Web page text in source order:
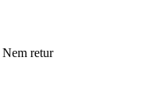
Nem retur